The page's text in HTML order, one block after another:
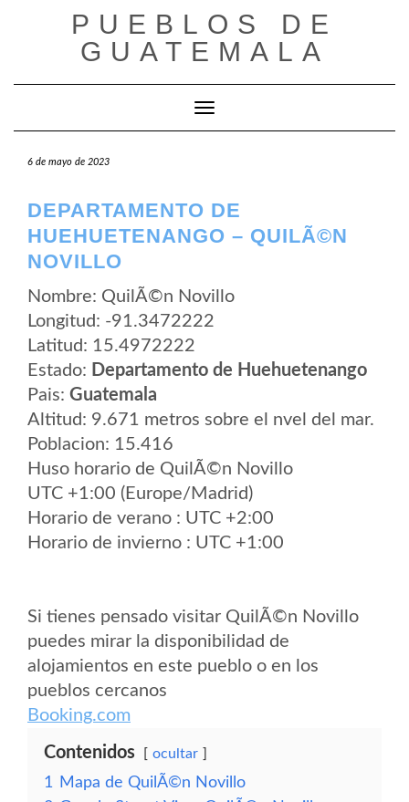
PUEBLOS DE
GUATEMALA
Cambiar modo de navegación
6 de mayo de 2023
DEPARTAMENTO DE
HUEHUETENANGO – QUILÃ©N
NOVILLO
Nombre: QuilÃ©n Novillo
Longitud: -91.3472222
Latitud: 15.4972222
Estado: Departamento de Huehuetenango
Pais: Guatemala
Altitud: 9.671 metros sobre el nvel del mar.
Poblacion: 15.416
Huso horario de QuilÃ©n Novillo
UTC +1:00 (Europe/Madrid)
Horario de verano : UTC +2:00
Horario de invierno : UTC +1:00
Si tienes pensado visitar QuilÃ©n Novillo
puedes mirar la disponibilidad de
alojamientos en este pueblo o en los
pueblos cercanos
Booking.com
Contenidos ocultar
1
Mapa de QuilÃ©n Novillo